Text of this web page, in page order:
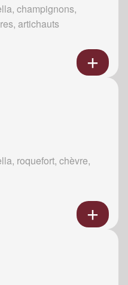
champignons,
artichauts
roquefort, chèvre,